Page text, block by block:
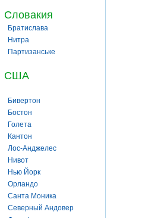
Словакия
Братислава
Нитра
Партизанське
США
Бивертон
Бостон
Голета
Кантон
Лос-Анджелес
Нивот
Нью Йорк
Орландо
Санта Моника
Северный Андовер